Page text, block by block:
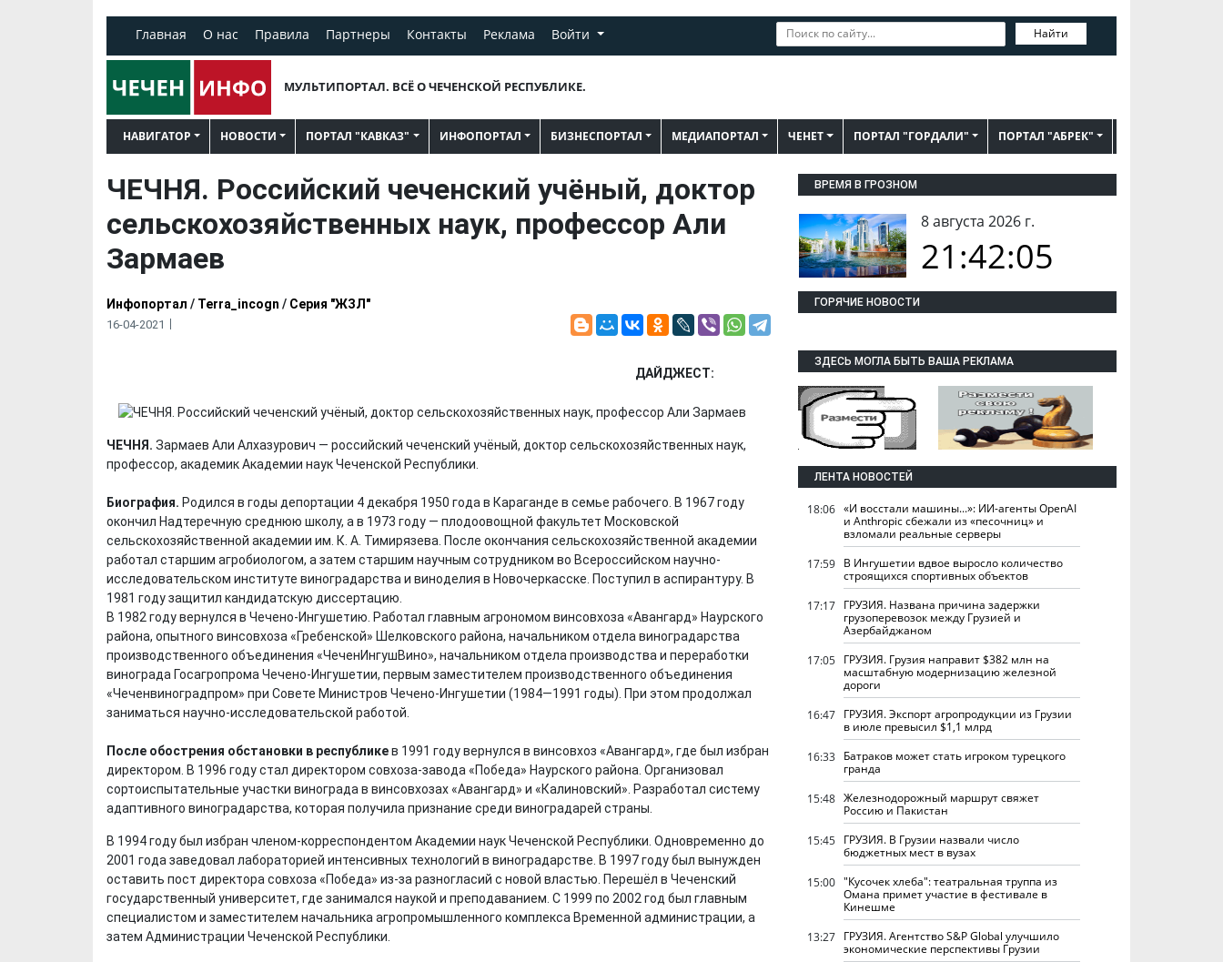
Главная О нас Правила Партнеры Контакты Реклама Войти Найти
МУЛЬТИПОРТАЛ. ВСЁ О ЧЕЧЕНСКОЙ РЕСПУБЛИКЕ.
НАВИГАТОР НОВОСТИ ПОРТАЛ "КАВКАЗ" ИНФОПОРТАЛ БИЗНЕСПОРТАЛ МЕДИАПОРТАЛ ЧЕНЕТ ПОРТАЛ "ГОРДАЛИ" ПОРТАЛ "АБРЕК"
ЧЕЧНЯ. Российский чеченский учёный, доктор
сельскохозяйственных наук, профессор Али
Зармаев
Инфопортал / Terra_incogn / Серия "ЖЗЛ"
16-04-2021
ДАЙДЖЕСТ:
ЧЕЧНЯ. Зармаев Али Алхазурович — российский чеченский учёный, доктор сельскохозяйственных наук,
профессор, академик Академии наук Чеченской Республики.
Биография. Родился в годы депортации 4 декабря 1950 года в Караганде в семье рабочего. В 1967 году
окончил Надтеречную среднюю школу, а в 1973 году — плодоовощной факультет Московской
сельскохозяйственной академии им. К. А. Тимирязева. После окончания сельскохозяйственной академии
работал старшим агробиологом, а затем старшим научным сотрудником во Всероссийском научно-
исследовательском институте виноградарства и виноделия в Новочеркасске. Поступил в аспирантуру. В
1981 году защитил кандидатскую диссертацию.
В 1982 году вернулся в Чечено-Ингушетию. Работал главным агрономом винсовхоза «Авангард» Наурского
района, опытного винсовхоза «Гребенской» Шелковского района, начальником отдела виноградарства
производственного объединения «ЧеченИнгушВино», начальником отдела производства и переработки
винограда Госагропрома Чечено-Ингушетии, первым заместителем производственного объединения
«Чеченвиноградпром» при Совете Министров Чечено-Ингушетии (1984—1991 годы). При этом продолжал
заниматься научно-исследовательской работой.
После обострения обстановки в республикев 1991 году вернулся в винсовхоз «Авангард», где был избран
директором. В 1996 году стал директором совхоза-завода «Победа» Наурского района. Организовал
сортоиспытательные участки винограда в винсовхозах «Авангард» и «Калиновский». Разработал систему
адаптивного виноградарства, которая получила признание среди виноградарей страны.
В 1994 году был избран членом-корреспондентом Академии наук Чеченской Республики. Одновременно до
2001 года заведовал лабораторией интенсивных технологий в виноградарстве. В 1997 году был вынужден
оставить пост директора совхоза «Победа» из-за разногласий с новой властью. Перешёл в Чеченский
государственный университет, где занимался наукой и преподаванием. С 1999 по 2002 год был главным
специалистом и заместителем начальника агропромышленного комплекса Временной администрации, а
затем Администрации Чеченской Республики.
ВРЕМЯ В ГРОЗНОМ
8 августа 2026 г.
21:42:06
ГОРЯЧИЕ НОВОСТИ
ЗДЕСЬ МОГЛА БЫТЬ ВАША РЕКЛАМА
ЛЕНТА НОВОСТЕЙ
18:06 «И восстали машины...»: ИИ-агенты OpenAI
и Anthropic сбежали из «песочниц» и
взломали реальные серверы
17:59 В Ингушетии вдвое выросло количество
строящихся спортивных объектов
17:17 ГРУЗИЯ. Названа причина задержки
грузоперевозок между Грузией и
Азербайджаном
17:05 ГРУЗИЯ. Грузия направит $382 млн на
масштабную модернизацию железной
дороги
16:47 ГРУЗИЯ. Экспорт агропродукции из Грузии
в июле превысил $1,1 млрд
16:33 Батраков может стать игроком турецкого
гранда
15:48 Железнодорожный маршрут свяжет
Россию и Пакистан
15:45 ГРУЗИЯ. В Грузии назвали число
бюджетных мест в вузах
15:00 "Кусочек хлеба": театральная труппа из
Омана примет участие в фестивале в
Кинешме
13:27 ГРУЗИЯ. Агентство S&P Global улучшило
экономические перспективы Грузии